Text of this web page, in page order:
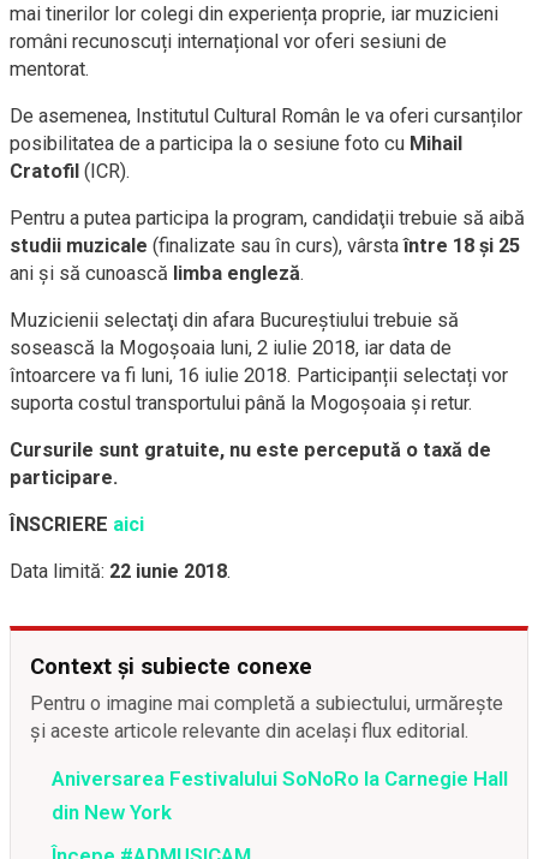
mai tinerilor lor colegi din experiența proprie, iar muzicieni
români recunoscuți internațional vor oferi sesiuni de
mentorat.
De asemenea, Institutul Cultural Român le va oferi cursanților
posibilitatea de a participa la o sesiune foto cu Mihail
Cratofil (ICR).
Pentru a putea participa la program, candidaţii trebuie să aibă
studii muzicale (finalizate sau în curs), vârstaîntre 18 şi 25
ani şi să cunoască limba engleză.
Muzicienii selectaţi din afara Bucureştiului trebuie să
sosească la Mogoşoaia luni, 2 iulie 2018, iar data de
întoarcere va fi luni, 16 iulie 2018. Participanții selectați vor
suporta costul transportului până la Mogoşoaia și retur.
Cursurile sunt gratuite, nu este percepută o taxă de
participare.
ÎNSCRIERE aici
Data limită: 22 iunie 2018.
Context și subiecte conexe
Pentru o imagine mai completă a subiectului, urmărește
și aceste articole relevante din același flux editorial.
Aniversarea Festivalului SoNoRo la Carnegie Hall
din New York